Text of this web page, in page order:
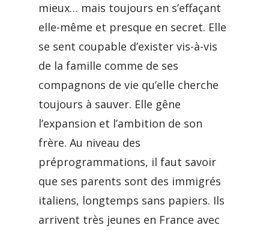
mieux… mais toujours en s’effaçant
elle-même et presque en secret. Elle
se sent coupable d’exister vis-à-vis
de la famille comme de ses
compagnons de vie qu’elle cherche
toujours à sauver. Elle gêne
l’expansion et l’ambition de son
frère. Au niveau des
préprogrammations, il faut savoir
que ses parents sont des immigrés
italiens, longtemps sans papiers. Ils
arrivent très jeunes en France avec